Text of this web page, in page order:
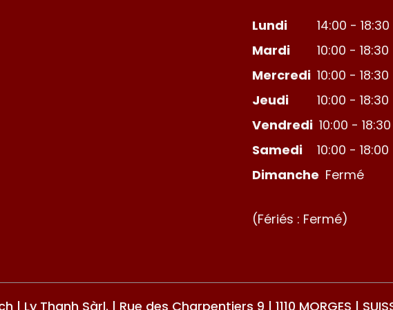
Lundi
14:00 - 18:30
Mardi
10:00 - 18:30
Mercredi 10:00 - 18:30
Jeudi
10:00 - 18:30
Vendredi 10:00 - 18:30
Samedi
10:00 - 18:00
Dimanche Fermé
(Fériés : Fermé)
Ly Thanh Sàrl. | Rue des Charpentiers 9 | 1110 MORGES |